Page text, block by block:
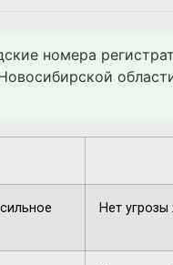
номера
Нет